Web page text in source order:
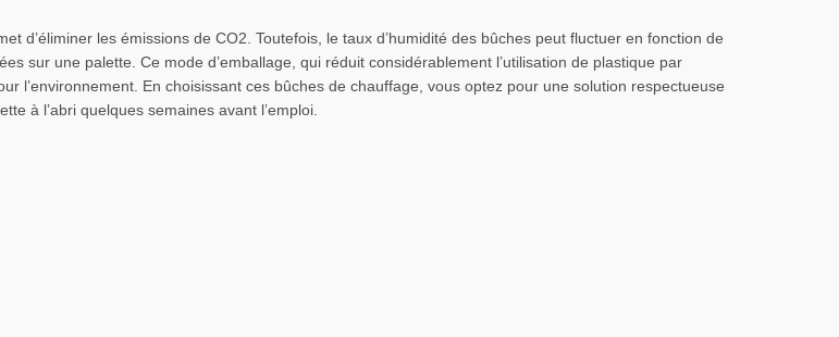
d’éliminer les émissions de CO2. Toutefois, le taux d’humidité des bûches peut fluctuer en fonction de
sur une palette. Ce mode d’emballage, qui réduit considérablement l’utilisation de plastique par
l’environnement. En choisissant ces bûches de chauffage, vous optez pour une solution respectueuse
à l’abri quelques semaines avant l’emploi.